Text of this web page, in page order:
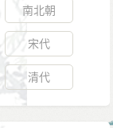
情应当如实，
“你是要阻挡
实，怎么说
个儿子，当今
无罪的应当厚
南北朝
宋代
清代